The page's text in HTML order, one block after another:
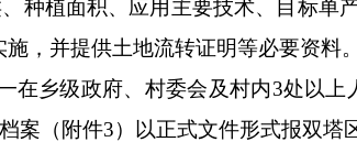
种植面积、应用主要技术、目标单
，并提供土地流转证明等必要资料。
乡级政府、村委会及村内3处以上
（附件3）以正式文件形式报双塔